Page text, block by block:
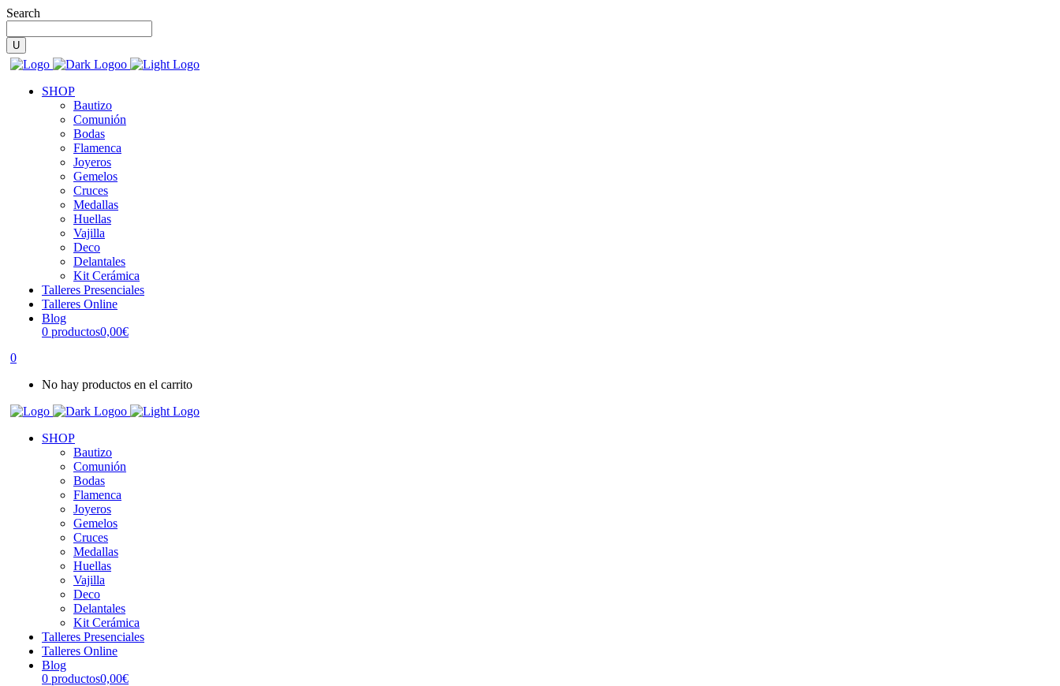
Search
SHOP
Bautizo
Comunión
Bodas
Flamenca
Joyeros
Gemelos
Cruces
Medallas
Huellas
Vajilla
Deco
Delantales
Kit Cerámica
Talleres Presenciales
Talleres Online
Blog
0 productos0,00€
0
No hay productos en el carrito
SHOP
Bautizo
Comunión
Bodas
Flamenca
Joyeros
Gemelos
Cruces
Medallas
Huellas
Vajilla
Deco
Delantales
Kit Cerámica
Talleres Presenciales
Talleres Online
Blog
0 productos0,00€